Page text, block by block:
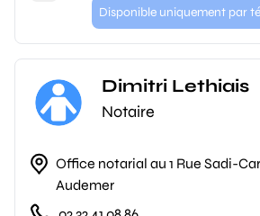
Disponible uniquement par
Dimitri Lethiais
Notaire
Office notarial au 1 Rue Sadi-
Audemer